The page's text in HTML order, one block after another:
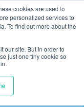
cookies are used to
personalized services to
To find out more about the
our site. But in order to
just one tiny cookie so